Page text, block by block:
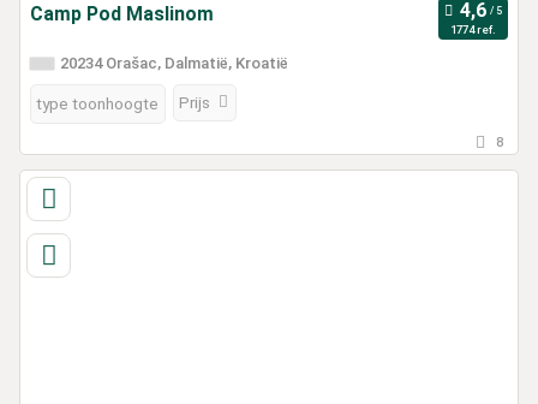
Camp Pod Maslinom
1774 ref.
20234 Orašac, Dalmatië, Kroatië
type toonhoogte Prijs
8